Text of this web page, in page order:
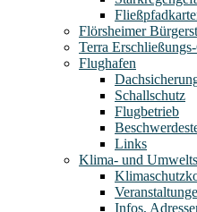
Flörsheimer
Terra
Flughafen
Schallschutz
Flugbetrieb
Links
Klima- und
Infos,